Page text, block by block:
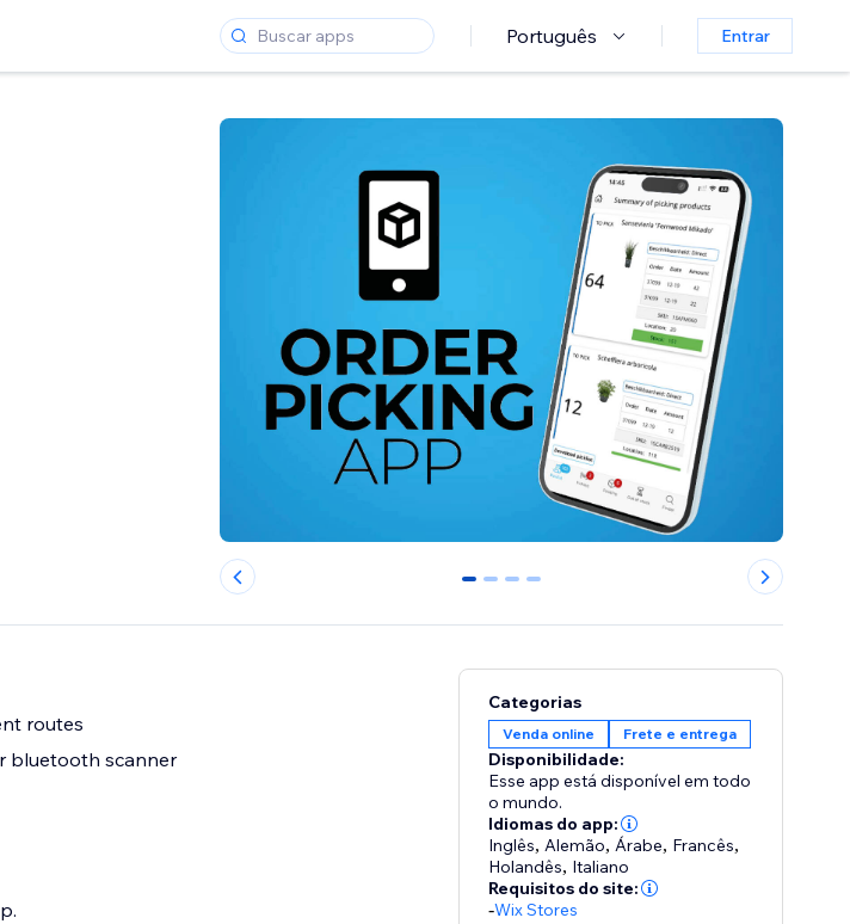
Português Entrar
0 1 2 3
routes
bluetooth scanner
Categorias
Venda online Frete e entrega
Disponibilidade:
Esse app está disponível em todo
o mundo.
Idiomas do app:
Inglês, Alemão, Árabe, Francês,
Holandês, Italiano
Requisitos do site:
-Wix Stores